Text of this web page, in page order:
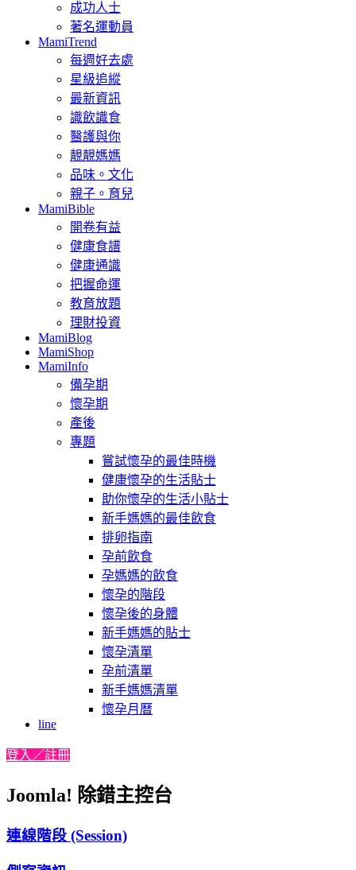
成功人士
著名運動員
MamiTrend
每週好去處
星級追縱
最新資訊
識飲識食
醫護與你
靚靚媽媽
品味。文化
親子。育兒
MamiBible
開卷有益
健康食譜
健康通識
把握命運
教育放題
理財投資
MamiBlog
MamiShop
MamiInfo
備孕期
懷孕期
產後
專題
嘗試懷孕的最佳時機
健康懷孕的生活貼士
助你懷孕的生活小貼士
新手媽媽的最佳飲食
排卵指南
孕前飲食
孕媽媽的飲食
懷孕的階段
懷孕後的身體
新手媽媽的貼士
懷孕清單
孕前清單
新手媽媽清單
懷孕月曆
line
登入／註冊
Joomla! 除錯主控台
連線階段 (Session)